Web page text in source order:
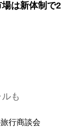
場は新体制で2
も
行商談会